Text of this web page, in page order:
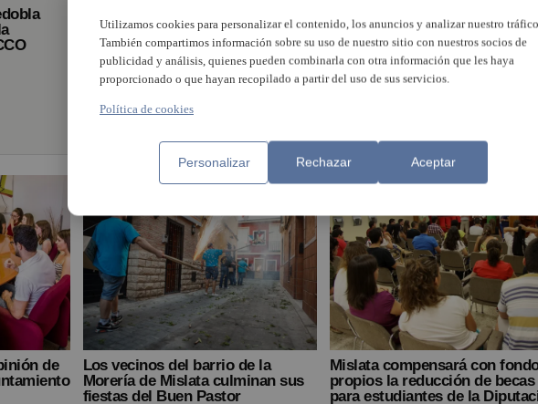
l’Horta Sud analitza el
preu d’emprendre en
ACCOmarca’t
Maestro Serrano
de
Los vecinos del barrio de la
Morería de Mislata culminan sus
fiestas del Buen Pastor
Mislata compensará con
propios la reducción de becas
para estudiantes de la
Utilizamos cookies para personalizar el contenido, los anuncios y analizar nuestro
También compartimos información sobre su uso de nuestro sitio con nuestros socios de
publicidad y análisis, quienes pueden combinarla con otra información que les haya
proporcionado o que hayan recopilado a partir del uso de sus servicios.
Política de cookies
Personalizar Rechazar Aceptar